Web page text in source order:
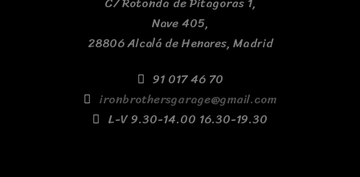
Nave 405,
28806 Alcalá de Henares, Madrid
91 017 46 70
ironbrothersgarage@gmail.com
L-V 9.30-14.00 16.30-19.30